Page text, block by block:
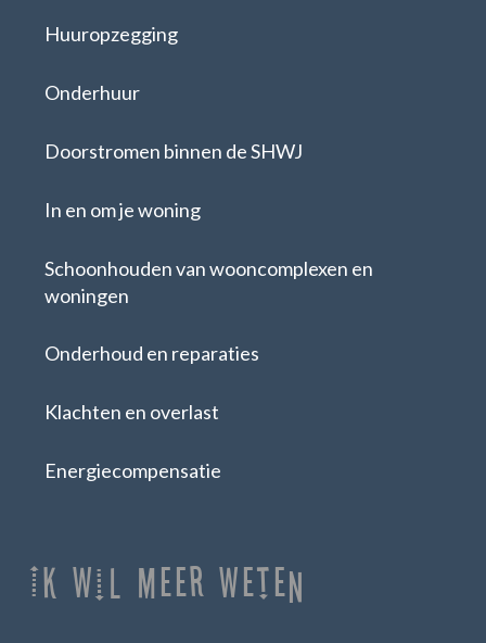
Huuropzegging
Onderhuur
Doorstromen binnen de SHWJ
In en om je woning
Schoonhouden van wooncomplexen en
woningen
Onderhoud en reparaties
Klachten en overlast
Energiecompensatie
Ik Wil Meer Weten